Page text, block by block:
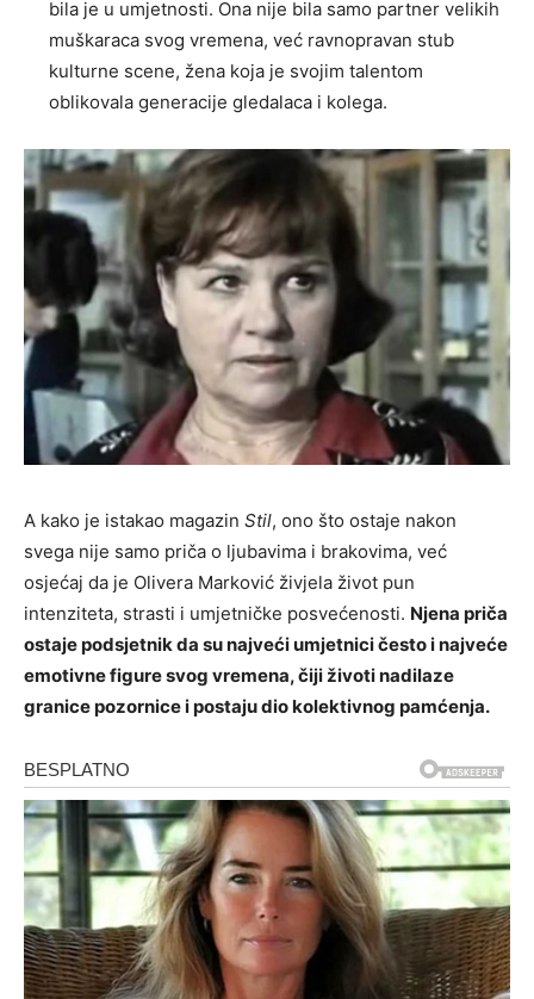
bila je u umjetnosti. Ona nije bila samo partner velikih
muškaraca svog vremena, već ravnopravan stub
kulturne scene, žena koja je svojim talentom
oblikovala generacije gledalaca i kolega.
A kako je istakao magazin Stil, ono što ostaje nakon
svega nije samo priča o ljubavima i brakovima, već
osjećaj da je Olivera Marković živjela život pun
intenziteta, strasti i umjetničke posvećenosti. Njena priča
ostaje podsjetnik da su najveći umjetnici često i najveće
emotivne figure svog vremena, čiji životi nadilaze
granice pozornice i postaju dio kolektivnog pamćenja.